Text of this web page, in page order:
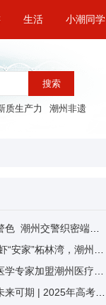
生活 小潮同学
搜索
质生产力 潮州非遗